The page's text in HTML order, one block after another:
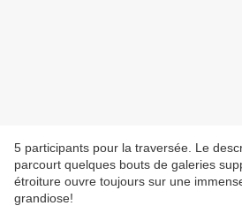
5 participants pour la traversée. Le
parcourt quelques bouts de galeries
étroiture ouvre toujours sur une
grandiose!